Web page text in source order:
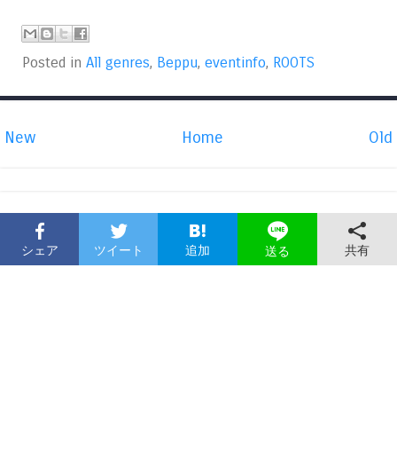
Posted in All genres, Beppu, eventinfo, ROOTS
New Old
Home
シェア ツイート 追加 送る 共有